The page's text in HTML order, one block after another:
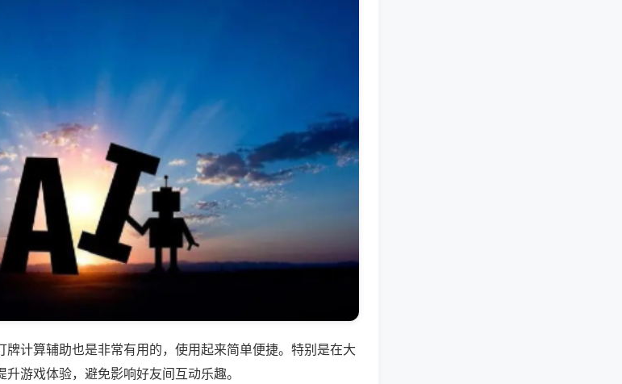
计算辅助也是非常有用的，使用起来简单便捷。特别是在大
游戏体验，避免影响好友间互动乐趣。